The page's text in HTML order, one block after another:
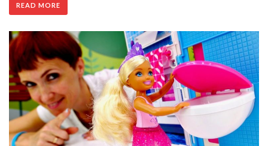
READ MORE